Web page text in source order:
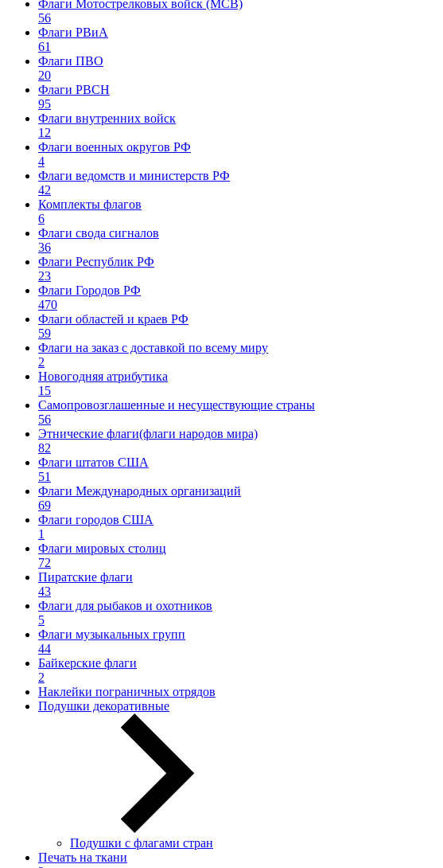
Флаги Мотострелковых войск (МСВ)
56
Флаги РВиА
61
Флаги ПВО
20
Флаги РВСН
95
Флаги внутренних войск
12
Флаги военных округов РФ
4
Флаги ведомств и министерств РФ
42
Комплекты флагов
6
Флаги свода сигналов
36
Флаги Республик РФ
23
Флаги Городов РФ
470
Флаги областей и краев РФ
59
Флаги на заказ с доставкой по всему миру
2
Новогодняя атрибутика
15
Самопровозглашенные и несуществующие страны
56
Этнические флаги(флаги народов мира)
82
Флаги штатов США
51
Флаги Международных организаций
69
Флаги городов США
1
Флаги мировых столиц
72
Пиратские флаги
43
Флаги для рыбаков и охотников
5
Флаги музыкальных групп
44
Байкерские флаги
2
Наклейки пограничных отрядов
Подушки декоративные
Подушки с флагами стран
Печать на ткани